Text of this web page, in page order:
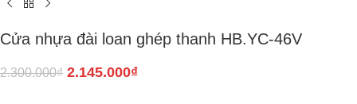
Cửa nhựa đài loan ghép thanh HB.YC-46V
2.300.000₫ 2.145.000₫